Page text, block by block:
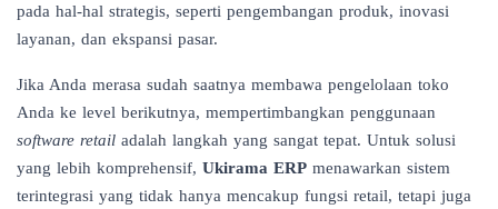
pada hal-hal strategis, seperti pengembangan produk, inovasi
layanan, dan ekspansi pasar.
Jika Anda merasa sudah saatnya membawa pengelolaan toko
Anda ke level berikutnya, mempertimbangkan penggunaan
software retail adalah langkah yang sangat tepat. Untuk solusi
yang lebih komprehensif, Ukirama ERP menawarkan sistem
terintegrasi yang tidak hanya mencakup fungsi retail, tetapi juga